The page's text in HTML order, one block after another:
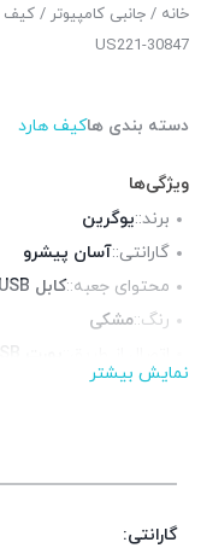
خانه / جانبی کامپیوتر / کیف
US221-30847
دسته بندی هاکیف هارد
ویژگی‌ها
برند::یوگرین
گارانتی::آسان پیشرو
محتوای جعبه::کابل USB
رنگ::مشکی
مناسب برای::
نمایش بیشتر
گارانتی: